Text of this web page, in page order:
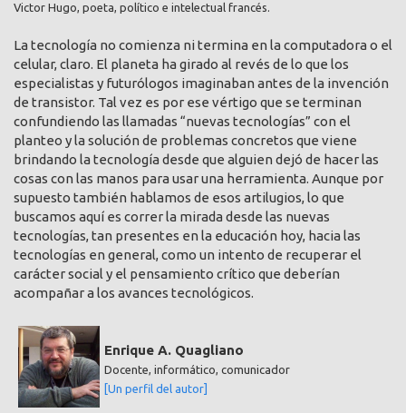
Victor Hugo, poeta, político e intelectual francés.
La tecnología no comienza ni termina en la computadora o el
celular, claro. El planeta ha girado al revés de lo que los
especialistas y futurólogos imaginaban antes de la invención
de transistor. Tal vez es por ese vértigo que se terminan
confundiendo las llamadas “nuevas tecnologías” con el
planteo y la solución de problemas concretos que viene
brindando la tecnología desde que alguien dejó de hacer las
cosas con las manos para usar una herramienta. Aunque por
supuesto también hablamos de esos artilugios, lo que
buscamos aquí es correr la mirada desde las nuevas
tecnologías, tan presentes en la educación hoy, hacia las
tecnologías en general, como un intento de recuperar el
carácter social y el pensamiento crítico que deberían
acompañar a los avances tecnológicos.
Enrique A. Quagliano
Docente, informático, comunicador
[Un perfil del autor]